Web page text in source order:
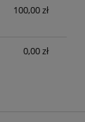
100,00 zł
0,00 zł